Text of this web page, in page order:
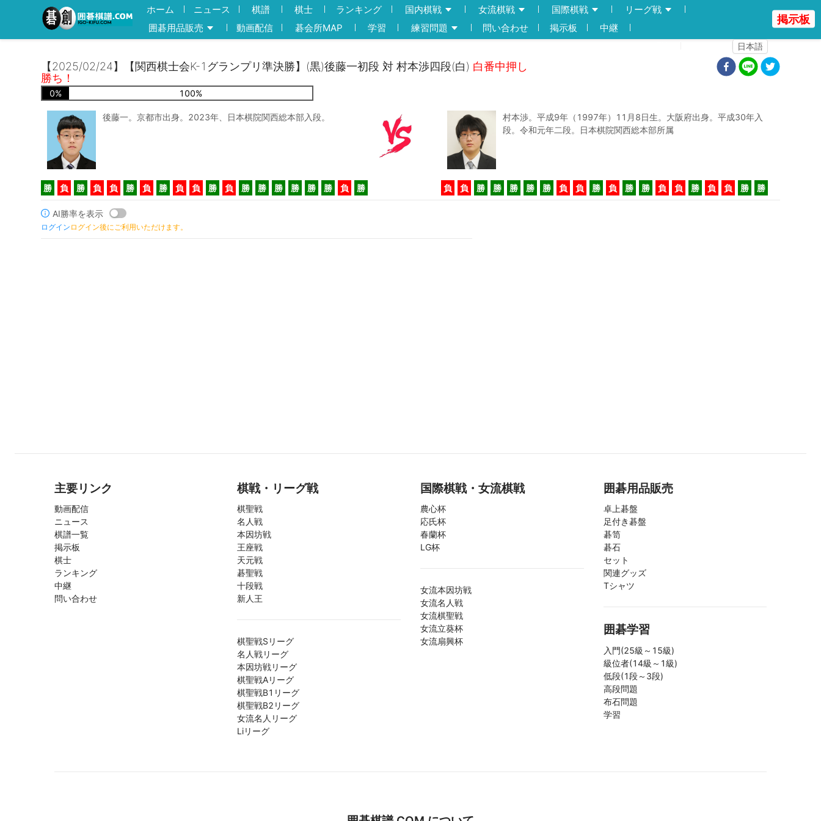
ホーム ニュース 棋譜 棋士 ランキング 国内棋戦 女流棋戦 国際棋戦
リーグ戦
囲碁用品販売
動画配信 碁会所MAP 学習 練習問題 問い合わせ 掲示板
中継
日本語
掲示板
【2025/02/24】【関西棋士会K-1グランプリ準決勝】(黒)後藤一初段 対 村本渉四段(白) 白番中押し
勝ち！
0% 100%
後藤一。京都市出身。2023年、日本棋院関西総本部入段。
村本渉。平成9年（1997年）11月8日生。大阪府出身。平成30年入
段。令和元年二段。日本棋院関西総本部所属
勝 負 勝 負 負 勝 負 勝 負 負 勝 負 勝 勝 勝 勝 勝 勝 負 勝 負 負 勝 勝 勝 勝 勝 負 負 勝 負 勝 勝 負 負 勝 負 負 勝 勝
AI勝率を表示
ログイン ログイン後にご利用いただけます。
主要リンク
動画配信
ニュース
棋譜一覧
掲示板
棋士
ランキング
中継
問い合わせ
棋戦・リーグ戦
棋聖戦
名人戦
本因坊戦
王座戦
天元戦
碁聖戦
十段戦
新人王
棋聖戦Sリーグ
名人戦リーグ
本因坊戦リーグ
棋聖戦Aリーグ
棋聖戦B1リーグ
棋聖戦B2リーグ
女流名人リーグ
Liリーグ
国際棋戦・女流棋戦
農心杯
応氏杯
春蘭杯
LG杯
女流本因坊戦
女流名人戦
女流棋聖戦
女流立葵杯
女流扇興杯
囲碁用品販売
卓上碁盤
足付き碁盤
碁笥
碁石
セット
関連グッズ
Tシャツ
囲碁学習
入門(25級～15級)
級位者(14級～1級)
低段(1段～3段)
高段問題
布石問題
学習